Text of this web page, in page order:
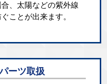
、太陽などの紫外線
ことが出来ます。
ーツ取扱